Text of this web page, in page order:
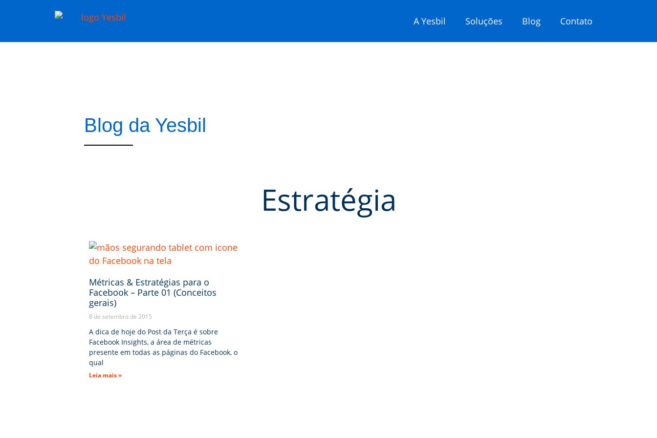
A Yesbil Soluções Blog Contato
Blog da Yesbil
Estratégia
Métricas & Estratégias para o
Facebook – Parte 01 (Conceitos
gerais)
8 de setembro de 2015
A dica de hoje do Post da Terça é sobre
Facebook Insights, a área de métricas
presente em todas as páginas do Facebook, o
qual
Leia mais »